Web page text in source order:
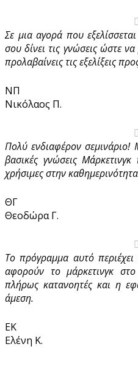
Σε μια αγορά που
σου δίνει τις γνώσεις ώστε
προλαβαίνεις τις εξελίξεις
ΝΠ
Νικόλαος Π.
Πολύ ενδιαφέρον
βασικές γνώσεις
χρήσιμες στην
ΘΓ
Θεοδώρα Γ.
Το πρόγραμμα αυτό
αφορούν το μάρκετινγκ
πλήρως κατανοητές και η
άμεση.
ΕΚ
Ελένη Κ.